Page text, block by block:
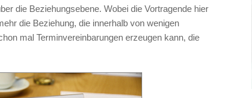
die Beziehungsebene. Wobei die Vortragende hier
die Beziehung, die innerhalb von wenigen
mal Terminvereinbarungen erzeugen kann, die